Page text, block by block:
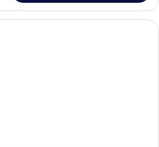
Chambres insonorisées, Wi-Fi